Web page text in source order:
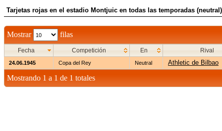
Tarjetas rojas en el estadio Montjuic en todas las temporadas (neutral)
Mostrar filas
Fecha Competición En Rival
24.06.1945 Copa del Rey Neutral Athletic de Bilbao
Mostrando 1 a 1 de 1 totales